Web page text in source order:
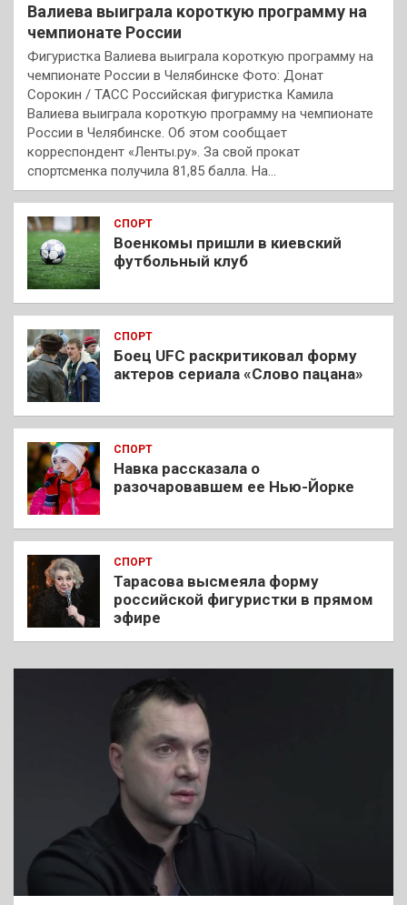
Валиева выиграла короткую программу на
чемпионате России
Фигуристка Валиева выиграла короткую программу на
чемпионате России в Челябинске Фото: Донат
Сорокин / ТАСС Российская фигуристка Камила
Валиева выиграла короткую программу на чемпионате
России в Челябинске. Об этом сообщает
корреспондент «Ленты.ру». За свой прокат
спортсменка получила 81,85 балла. На…
СПОРТ
Военкомы пришли в киевский
футбольный клуб
СПОРТ
Боец UFC раскритиковал форму
актеров сериала «Слово пацана»
СПОРТ
Навка рассказала о
разочаровавшем ее Нью-Йорке
СПОРТ
Тарасова высмеяла форму
российской фигуристки в прямом
эфире